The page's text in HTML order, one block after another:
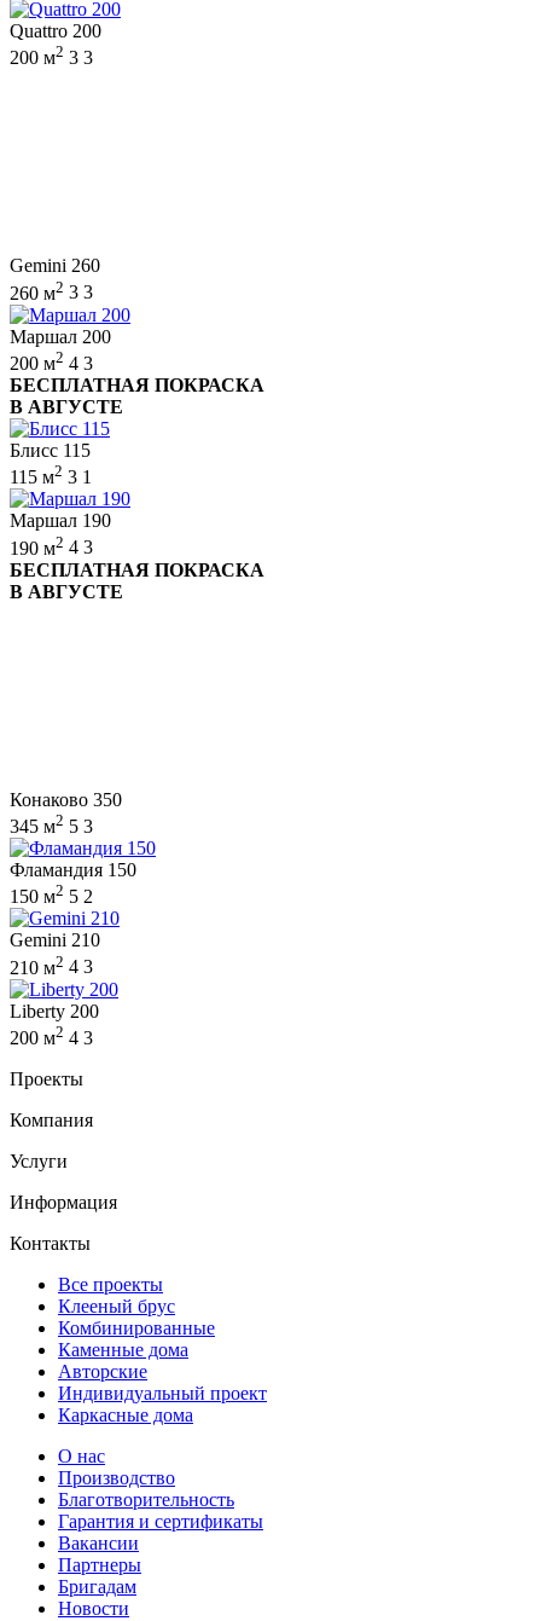
Quattro 200
200 м2 3 3
Gemini 260
260 м2 3 3
Маршал 200
200 м2 4 3
БЕСПЛАТНАЯ ПОКРАСКА
В АВГУСТЕ
Блисс 115
115 м2 3 1
Маршал 190
190 м2 4 3
БЕСПЛАТНАЯ ПОКРАСКА
В АВГУСТЕ
Конаково 350
345 м2 5 3
Фламандия 150
150 м2 5 2
Gemini 210
210 м2 4 3
Liberty 200
200 м2 4 3
Проекты
Компания
Услуги
Информация
Контакты
Все проекты
Клееный брус
Комбинированные
Каменные дома
Авторские
Индивидуальный проект
Каркасные дома
О нас
Производство
Благотворительность
Гарантия и сертификаты
Вакансии
Партнеры
Бригадам
Новости